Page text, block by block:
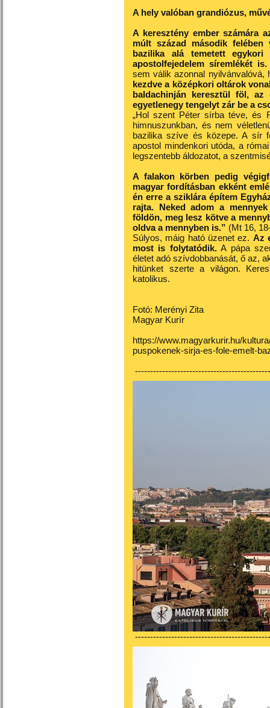
A hely valóban grandiózus,
A keresztény ember számára
múlt század második
bazilika alá temetett
apostolfejedelem síremlékét is.
sem válik azonnal nyilvánvalóvá,
kezdve a középkori oltárok
baldachinján keresztül föl,
egyetlenegy tengelyt zár be a
„Hol szent Péter sírba téve, és
himnuszunkban, és nem
bazilika szíve és közepe. A sír
apostol mindenkori utóda, a
legszentebb áldozatot, a
A falakon körben pedig
magyar fordításban ekként
én erre a sziklára építem
rajta. Neked adom a
földön, meg lesz kötve a
oldva a mennyben is.” (Mt 16,
Súlyos, máig ható üzenet ez. Az
most is folytatódik.A pápa
életet adó szívdobbanását, ő az,
hitünket szerte a világon.
katolikus.
Fotó: Merényi Zita
Magyar Kurír
https://www.magyarkurir.hu/
puspokenek-sirja-es-fole-emelt-